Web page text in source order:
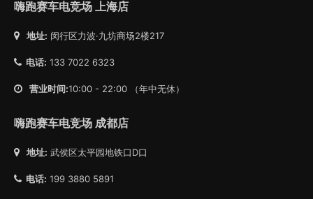
嗨跑赛车电竞场 上海店
地址: 闵行区力波·九坊商场2楼217
电话: 133 7022 6323
营业时间:10:00 - 22:00 （年中无休）
嗨跑赛车电竞场 成都店
地址: 武侯区太平园地铁口D口
电话: 199 3880 5891